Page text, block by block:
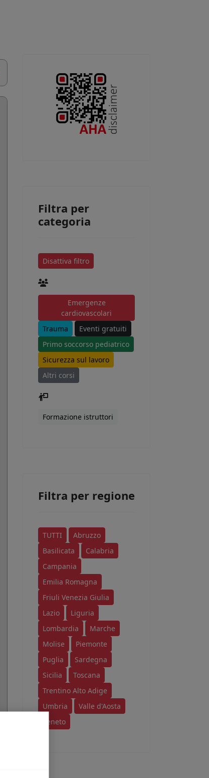
Filtra per
categoria
Disattiva filtro
Emergenze
cardiovascolari
Trauma
Eventi gratuiti
Primo soccorso pediatrico
Sicurezza sul lavoro
Altri corsi
Formazione istruttori
Filtra per regione
TUTTI
Abruzzo
Basilicata
Calabria
Campania
Emilia Romagna
Friuli Venezia Giulia
Lazio
Liguria
Lombardia
Marche
Molise
Piemonte
Puglia
Sardegna
Sicilia
Toscana
Trentino Alto Adige
Umbria
Valle d'Aosta
Veneto